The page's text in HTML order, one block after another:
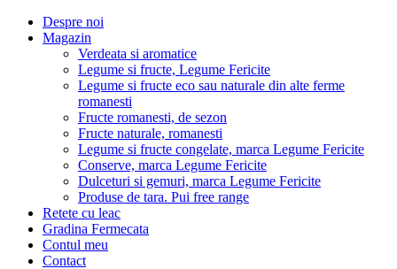
Despre noi
Magazin
Verdeata si aromatice
Legume si fructe, Legume Fericite
Legume si fructe eco sau naturale din alte ferme
romanesti
Fructe romanesti, de sezon
Fructe naturale, romanesti
Legume si fructe congelate, marca Legume Fericite
Conserve, marca Legume Fericite
Dulceturi si gemuri, marca Legume Fericite
Produse de tara. Pui free range
Retete cu leac
Gradina Fermecata
Contul meu
Contact